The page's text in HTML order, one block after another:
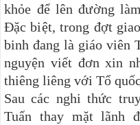
khỏe để lên đường
Đặc biệt, trong đợt giao
binh đang là giáo viên
nguyện viết đơn xin
thiêng liêng với Tổ
Sau các nghi thức
Tuấn thay mặtlãnh